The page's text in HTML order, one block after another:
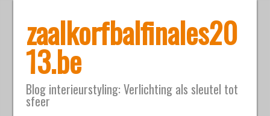
zaalkorfbalfinales20
13.be
Blog interieurstyling: Verlichting als sleutel tot
sfeer